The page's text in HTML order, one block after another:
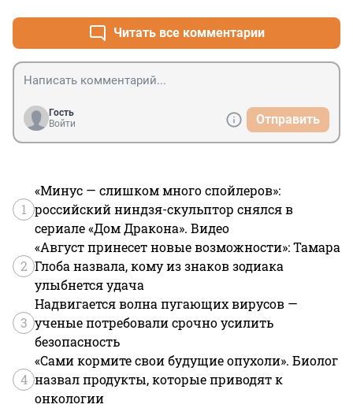
Читать все комментарии
Гость
Войти
Отправить
1
«Минус — слишком много спойлеров»:
российский ниндзя-скульптор снялся в
сериале «Дом Дракона». Видео
2
«Август принесет новые возможности»: Тамара
Глоба назвала, кому из знаков зодиака
улыбнется удача
3
Надвигается волна пугающих вирусов —
ученые потребовали срочно усилить
безопасность
4
«Сами кормите свои будущие опухоли». Биолог
назвал продукты, которые приводят к
онкологии